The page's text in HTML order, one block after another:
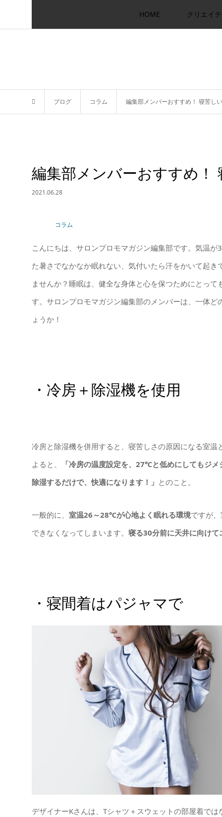
HOME クリエイ
ブログ コラム 編集部メンバーおすすめ！ 寝苦し
編集部メンバーおすすめ！
2021.06.28
コラム
こんにちは、サロンプロモマガジン編集部です。気温
た暑さでなかなか眠れない、気付いたら汗をかいて起
ませんか？睡眠は、健全な身体と心を保つためにとっ
す。サロンプロモマガジン編集部のメンバーは、一体
ょうか！
・冷房＋除湿機を使用
冷房と除湿機を併用すると、寝苦しさの原因になる室
よると、
「冷房の温度設定を、27℃と低めにしてもジ
除湿するだけで、快適になります！」 とのこと。
一般的に、 室温26～28℃が心地よく眠れる環境ですが
できなくなってしまいます。 寝る30分前に天井に向け
・寝間着はパジャマで
デザイナーKさんは、Tシャツ＋スウェットの部屋着で